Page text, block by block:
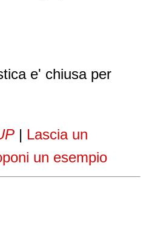
e' chiusa per
| Lascia un
un esempio